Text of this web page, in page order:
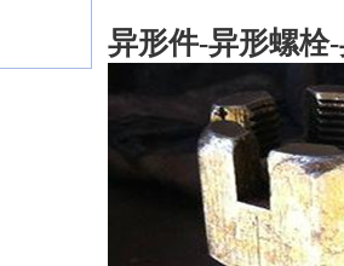
异形件-异形螺栓